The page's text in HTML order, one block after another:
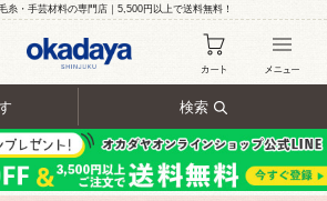
糸・手芸材料の専門店｜5,500円以上で送料無料！
検索